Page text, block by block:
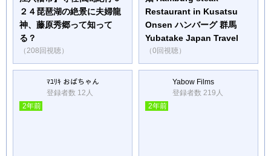
２４琵琶湖の絶景に夫婦龍
神、藤原秀郷って知って
る？
（208回視聴）
Restaurant in Kusatsu
Onsen ハンバーグ 群馬
Yubatake Japan Travel
（0回視聴）
ﾏﾕﾘｷ おばちゃん
登録者数 12人
2年前
Yabow Films
登録者数 219人
2年前